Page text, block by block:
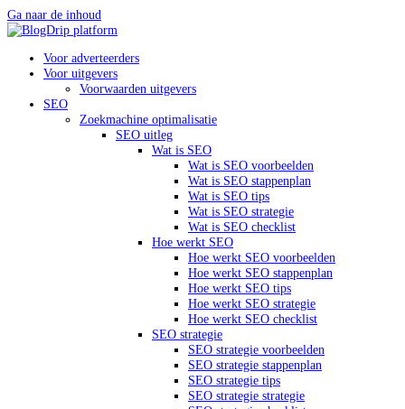
Ga naar de inhoud
Voor adverteerders
Voor uitgevers
Voorwaarden uitgevers
SEO
Zoekmachine optimalisatie
SEO uitleg
Wat is SEO
Wat is SEO voorbeelden
Wat is SEO stappenplan
Wat is SEO tips
Wat is SEO strategie
Wat is SEO checklist
Hoe werkt SEO
Hoe werkt SEO voorbeelden
Hoe werkt SEO stappenplan
Hoe werkt SEO tips
Hoe werkt SEO strategie
Hoe werkt SEO checklist
SEO strategie
SEO strategie voorbeelden
SEO strategie stappenplan
SEO strategie tips
SEO strategie strategie